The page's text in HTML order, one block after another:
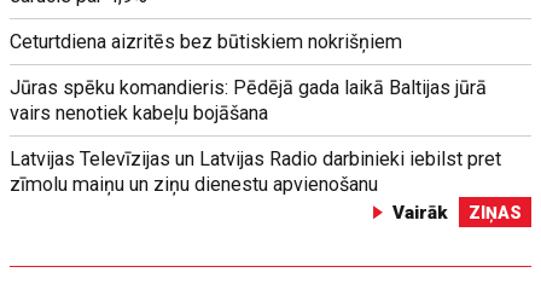
Ceturtdiena aizritēs bez būtiskiem nokrišņiem
Jūras spēku komandieris: Pēdējā gada laikā Baltijas jūrā
vairs nenotiek kabeļu bojāšana
Latvijas Televīzijas un Latvijas Radio darbinieki iebilst pret
zīmolu maiņu un ziņu dienestu apvienošanu
Vairāk ZIŅAS